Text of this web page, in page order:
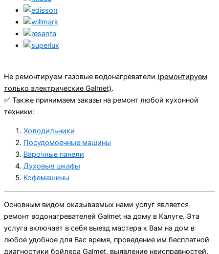
Не ремонтируем газовые водонагреватели (ремонтируем
только электрические Galmet).
✅ Также принимаем заказы на ремонт любой кухонной
техники:
Холодильники
Посудомоечные машины
Варочные панели
Духовые шкафы
Кофемашины
Основным видом оказываемых нами услуг является
ремонт водонагревателей Galmet на дому в Калуге. Эта
услуга включает в себя выезд мастера к Вам на дом в
любое удобное для Вас время, проведение им бесплатной
диагностики бойлера Galmet, выявление неисправностей,